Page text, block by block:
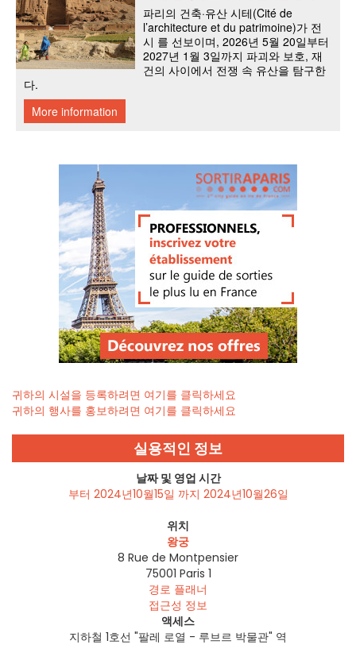
귀하의 시설을 등록하려면 여기를 클릭하세요
귀하의 행사를 홍보하려면 여기를 클릭하세요
실용적인 정보
날짜 및 영업 시간
부터 2024년10월15일 까지 2024년10월26일
위치
왕궁
8 Rue de Montpensier
75001 Paris 1
경로 플래너
접근성 정보
액세스
지하철 1호선 "팔레 로열 - 루브르 박물관" 역